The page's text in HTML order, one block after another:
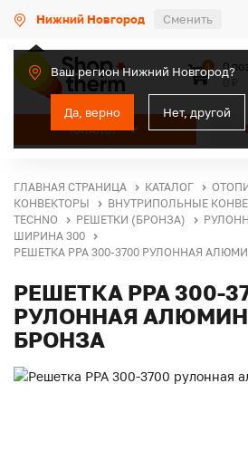
Нижний Новгород Сменить
Ваш регион Нижний Новгород?
Да, верно Нет, другой
КАТАЛОГ
0
0
ГЛАВНАЯ СТРАНИЦА КАТАЛОГ
КОНВЕКТОРЫ
ВНУТРИПОЛЬНЫЕ
TECHNO
РЕШЕТКИ (БРОНЗА)
ШИРИНА 300
РЕШЕТКА PPA 300-3700 РУЛОННАЯ
РЕШЕТКА PPA 300-
РУЛОННАЯ
БРОНЗА